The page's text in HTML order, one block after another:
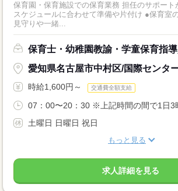
保育園・保育施設での保育業務 担任のサポートがメ
スケジュールに合わせて準備や片付け ●保育室
見守りや一緒...
保育士・幼稚園教諭・学童保育指
愛知県名古屋市中村区/国際センタ
時給1,600円～ 交通費全額支給
07：00〜20：30 ※上記時間の間で1日3
土曜日 日曜日 祝日
もっと見る
求人詳細を見る